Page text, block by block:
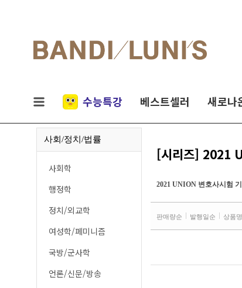
검색
실시간
인기
수능특강 베스트셀러 새로나
사회/정치/법률
사회학
행정학
정치/외교학
여성학/페미니즘
국방/군사학
언론/신문/방송
[시리즈] 2021
판매량순 발행일순 상품
2021 UNION 변호사시험